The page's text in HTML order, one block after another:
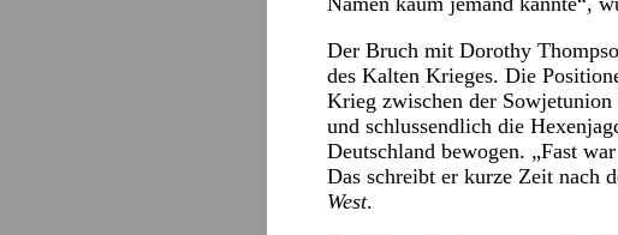
Der Bruch mit Dorothy
des Kalten Krieges. Die
Krieg zwischen der
und schlussendlich die
Deutschland bewogen. „Fast
Das schreibt er kurze Zeit nach
West.